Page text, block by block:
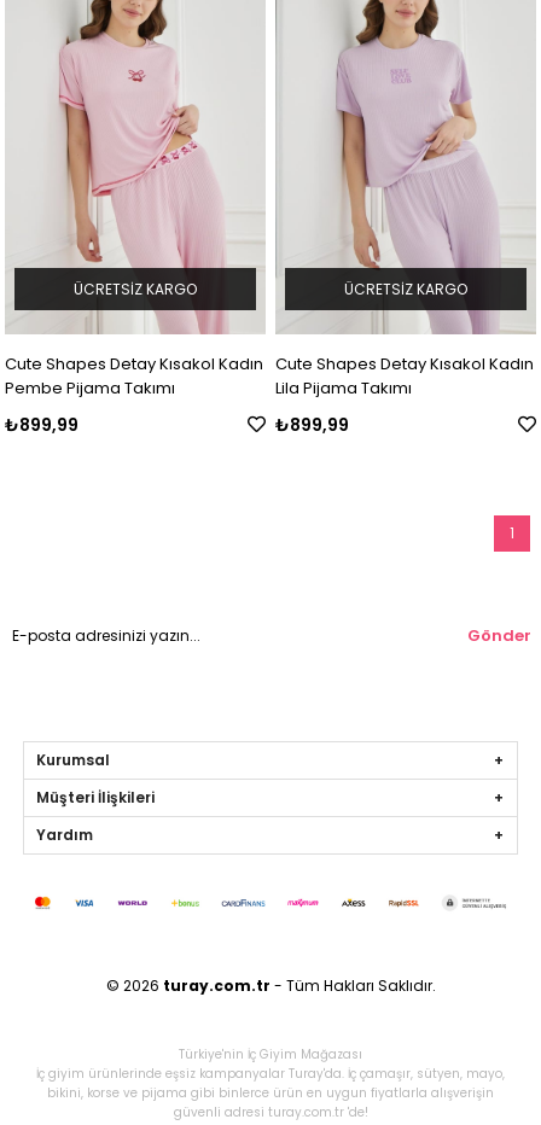
Cute Shapes Detay Kısakol Kadın
Pembe Pijama Takımı
₺899,99
ÜCRETSIZ KARGO
Cute Shapes Detay Kısakol Kadın
Lila Pijama Takımı
₺899,99
ÜCRETSIZ KARGO
1
Gönder
Kurumsal
Müşteri İlişkileri
Yardım
© 2026 turay.com.tr - Tüm Hakları Saklıdır.
Türkiye'nin İç Giyim Mağazası
İç giyim ürünlerinde eşsiz kampanyalar Turay'da. İç çamaşır, sütyen, mayo,
bikini, korse ve pijama gibi binlerce ürün en uygun fiyatlarla alışverişin
güvenli adresi turay.com.tr 'de!